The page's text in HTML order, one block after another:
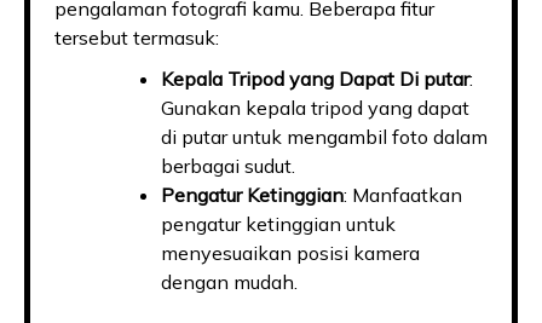
pengalaman fotografi kamu. Beberapa fitur
tersebut termasuk:
Kepala Tripod yang Dapat Di putar:
Gunakan kepala tripod yang dapat
di putar untuk mengambil foto dalam
berbagai sudut.
Pengatur Ketinggian: Manfaatkan
pengatur ketinggian untuk
menyesuaikan posisi kamera
dengan mudah.